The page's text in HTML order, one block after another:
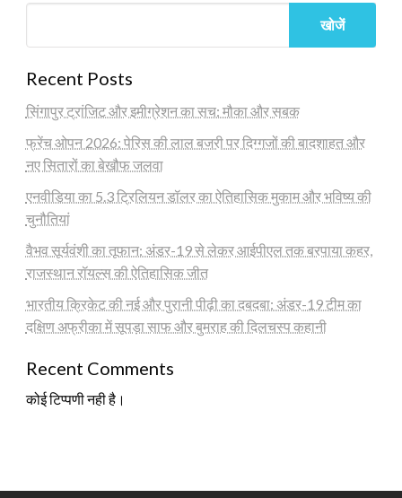
खोजें
Recent Posts
सिंगापुर ट्रांजिट और इमीग्रेशन का सच: मौका और सबक
फ्रेंच ओपन 2026: पेरिस की लाल बजरी पर दिग्गजों की बादशाहत और
नए सितारों का बेखौफ जलवा
एनवीडिया का 5.3 ट्रिलियन डॉलर का ऐतिहासिक मुकाम और भविष्य की
चुनौतियां
वैभव सूर्यवंशी का तूफान: अंडर-19 से लेकर आईपीएल तक बरपाया कहर,
राजस्थान रॉयल्स की ऐतिहासिक जीत
भारतीय क्रिकेट की नई और पुरानी पीढ़ी का दबदबा: अंडर-19 टीम का
दक्षिण अफ्रीका में सूपड़ा साफ और बुमराह की दिलचस्प कहानी
Recent Comments
कोई टिप्पणी नही है।